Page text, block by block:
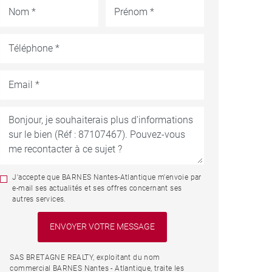
J'accepte que BARNES Nantes-Atlantique m'envoie par
e-mail ses actualités et ses offres concernant ses
autres services.
SAS BRETAGNE REALTY, exploitant du nom
commercial BARNES Nantes - Atlantique, traite les